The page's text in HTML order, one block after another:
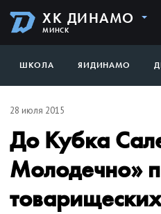
ХК ДИНАМО
МИНСК
ШКОЛА ЯИДИНАМО
28 июля 2015
До Кубка
Молодечно»